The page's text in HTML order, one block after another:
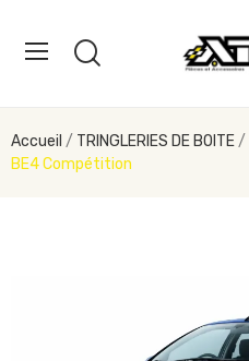
Accueil TRINGLERIES DE BOITE
BE4 Compétition